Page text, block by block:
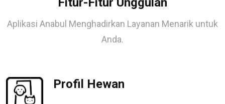
Aplikasi Anabul Menghadirkan Layanan Menarik untuk
Anda.
Profil Hewan